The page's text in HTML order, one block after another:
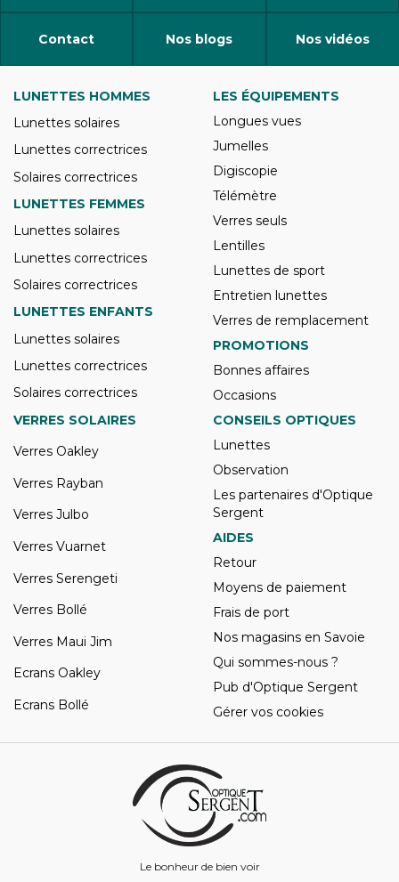
Contact Nos blogs Nos vidéos
Le bonheur de bien voir
LUNETTES HOMMES
Lunettes solaires
Lunettes correctrices
Solaires correctrices
LUNETTES FEMMES
Lunettes solaires
Lunettes correctrices
Solaires correctrices
LUNETTES ENFANTS
Lunettes solaires
Lunettes correctrices
Solaires correctrices
LES ÉQUIPEMENTS
Longues vues
Jumelles
Digiscopie
Télémètre
Verres seuls
Lentilles
Lunettes de sport
Entretien lunettes
Verres de remplacement
PROMOTIONS
Bonnes affaires
Occasions
VERRES SOLAIRES
Verres Oakley
Verres Rayban
Verres Julbo
Verres Vuarnet
Verres Serengeti
Verres Bollé
Verres Maui Jim
Ecrans Oakley
Ecrans Bollé
CONSEILS OPTIQUES
Lunettes
Observation
Les partenaires d'Optique
Sergent
AIDES
Retour
Moyens de paiement
Frais de port
Nos magasins en Savoie
Qui sommes-nous ?
Pub d'Optique Sergent
Gérer vos cookies